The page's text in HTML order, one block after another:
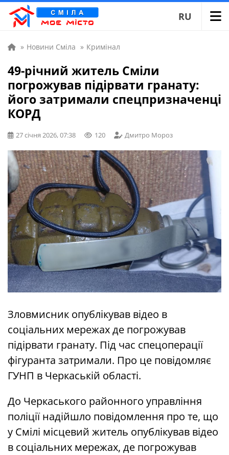
RU
» Новини Сміла » Кримінал
49-річний житель Сміли
погрожував підірвати гранату:
його затримали спецпризначенці
КОРД
27 січня 2026, 07:38 120 Дмитро Мороз
Зловмисник опублікував відео в
соціальних мережах де погрожував
підірвати гранату. Під час спецоперації
фігуранта затримали. Про це повідомляє
ГУНП в Черкаській області.
До Черкаського районного управління
поліції надійшло повідомлення про те, що
у Смілі місцевий житель опублікував відео
в соціальних мережах, де погрожував